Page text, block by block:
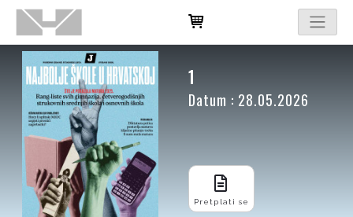
1
Datum : 28.05.2026
Pretplati se